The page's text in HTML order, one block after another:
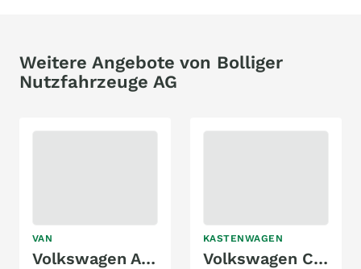
Weitere Angebote von Bolliger
Nutzfahrzeuge AG
VAN
Volkswagen Amarok 4 Motion 2.0 BiTDI - Overland
KASTENWAGEN
Volkswagen California T6 Beach